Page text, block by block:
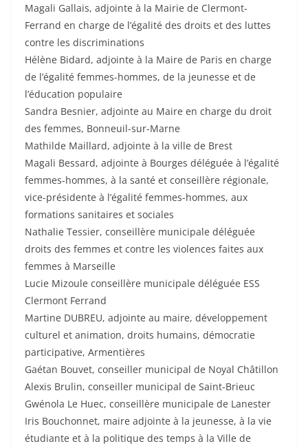
Magali Gallais, adjointe à la Mairie de Clermont-
Ferrand en charge de l’égalité des droits et des luttes
contre les discriminations
Hélène Bidard, adjointe à la Maire de Paris en charge
de l’égalité femmes-hommes, de la jeunesse et de
l’éducation populaire
Sandra Besnier, adjointe au Maire en charge du droit
des femmes, Bonneuil-sur-Marne
Mathilde Maillard, adjointe à la ville de Brest
Magali Bessard, adjointe à Bourges déléguée à l’égalité
femmes-hommes, à la santé et conseillère régionale,
vice-présidente à l’égalité femmes-hommes, aux
formations sanitaires et sociales
Nathalie Tessier, conseillère municipale déléguée
droits des femmes et contre les violences faites aux
femmes à Marseille
Lucie Mizoule conseillère municipale déléguée ESS
Clermont Ferrand
Martine DUBREU, adjointe au maire, développement
culturel et animation, droits humains, démocratie
participative, Armentières
Gaétan Bouvet, conseiller municipal de Noyal Châtillon
Alexis Brulin, conseiller municipal de Saint-Brieuc
Gwénola Le Huec, conseillère municipale de Lanester
Iris Bouchonnet, maire adjointe à la jeunesse, à la vie
étudiante et à la politique des temps à la Ville de